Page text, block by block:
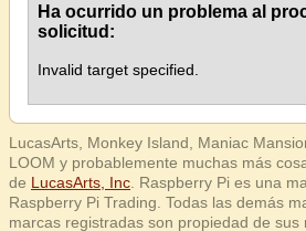
Ha ocurrido un problema al
solicitud:
Invalid target specified.
LucasArts, Monkey Island, Maniac
LOOM y probablemente muchas más
de LucasArts, Inc . Raspberry Pi es una
Raspberry Pi Trading. Todas las demás
marcas registradas son propiedad de sus